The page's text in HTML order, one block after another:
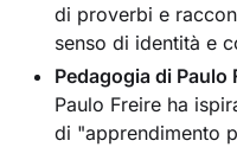
di proverbi e
senso di identità e
Pedagogia di Paulo
Paulo Freire ha
di "apprendimento